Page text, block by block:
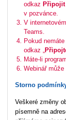
odkaz Připojit
v pozvánce.
V
Teams.
Pokud
odkaz „
Máte-li
Webinář
Storno
Veškeré změny
písemně na